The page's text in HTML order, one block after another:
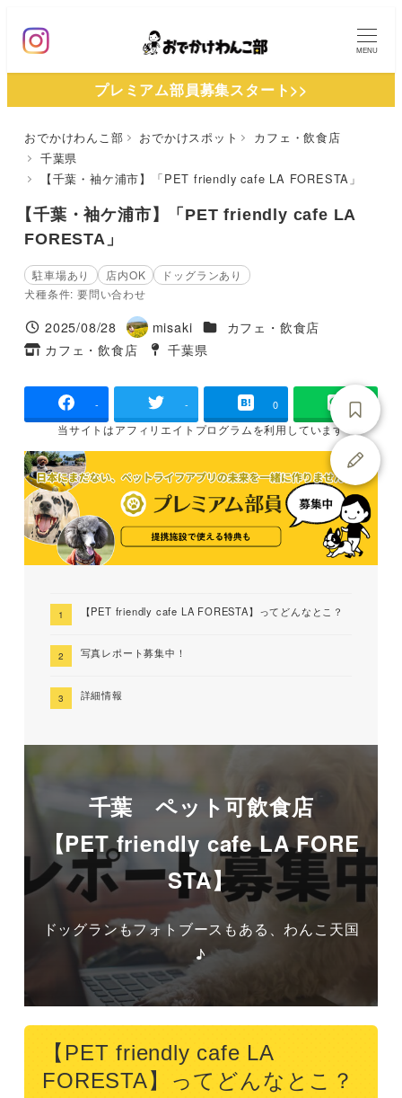
ン
MENU
プレミアム部員募集スタート>>
おでかけわんこ部 おでかけスポット
カフェ・飲食店
千葉県
【千葉・袖ケ浦市】「PET friendly cafe LA FORESTA」
【千葉・袖ケ浦市】「PET friendly cafe LA
FORESTA」
駐車場あり 店内OK
ドッグランあり
犬種条件: 要問い合わせ
投稿日
2025/08/28
著
者
misaki 施設ジャンル
カフェ・飲食店
タグ
カフェ・飲食店
タグ
千葉県
- - 0
当サイトはアフィリエイトプログラムを利用しています
【PET friendly cafe LA FORESTA】ってどんなとこ？
写真レポート募集中！
詳細情報
千葉 ペット可飲食店
【PET friendly cafe LA FORE
STA】
ドッグランもフォトブースもある、わんこ天国
♪
【PET friendly cafe LA
FORESTA】ってどんなとこ？